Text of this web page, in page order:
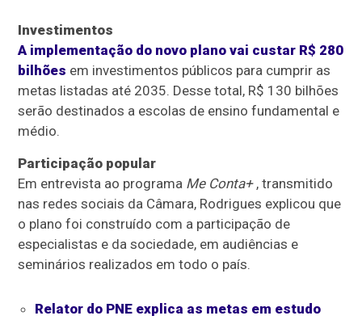
Investimentos
A implementação do novo plano vai custar R$ 280
bilhões em investimentos públicos para cumprir as
metas listadas até 2035. Desse total, R$ 130 bilhões
serão destinados a escolas de ensino fundamental e
médio.
Participação popular
Em entrevista ao programa Me Conta+, transmitido
nas redes sociais da Câmara, Rodrigues explicou que
o plano foi construído com a participação de
especialistas e da sociedade, em audiências e
seminários realizados em todo o país.
Relator do PNE explica as metas em estudo